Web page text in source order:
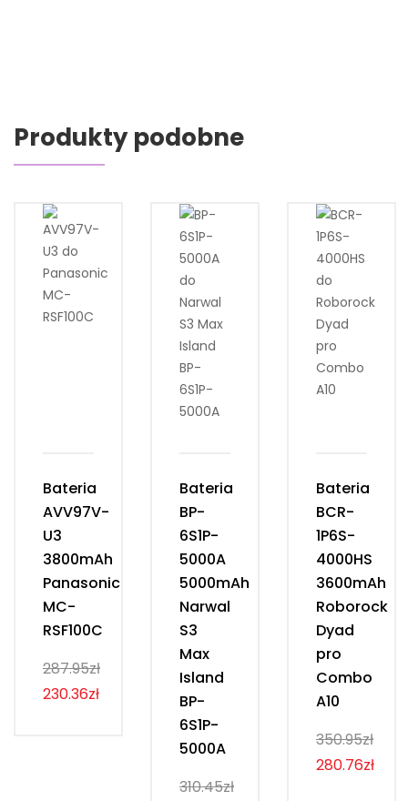
Produkty podobne
Bateria
AVV97V-
U3
3800mAh
Panasonic
MC-
RSF100C
287.95zł
230.36zł
Bateria
BP-
6S1P-
5000A
5000mAh
Narwal
S3
Max
Island
BP-
6S1P-
5000A
310.45zł
Bateria
BCR-
1P6S-
4000HS
3600mAh
Roborock
Dyad
pro
Combo
A10
350.95zł
280.76zł